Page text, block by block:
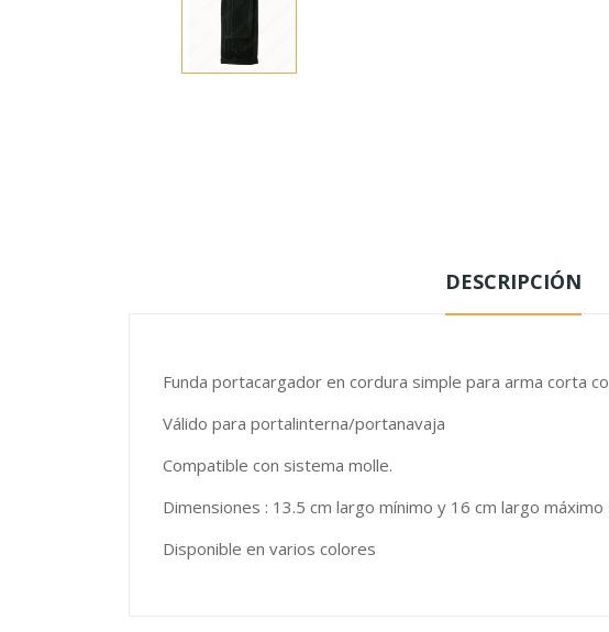
DESCRIPCIÓN
Funda portacargador en cordura simple para arma corta
Válido para portalinterna/portanavaja
Compatible con sistema molle.
Dimensiones : 13.5 cm largo mínimo y 16 cm largo
Disponible en varios colores